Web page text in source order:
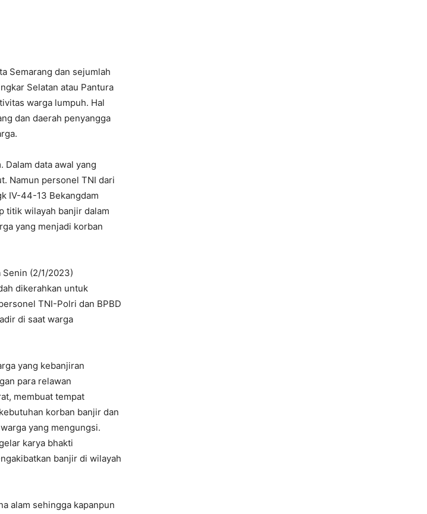
Semarang dan sejumlah
Selatan atau Pantura
warga lumpuh. Hal
dan daerah penyangga
data awal yang
Namun personel TNI dari
IV-44-13 Bekangdam
titik wilayah banjir dalam
yang menjadi korban
Senin (2/1/2023)
dikerahkan untuk
TNI-Polri dan BPBD
di saat warga
yang kebanjiran
para relawan
membuat tempat
korban banjir dan
yang mengungsi.
karya bhakti
banjir di wilayah
alam sehingga kapanpun